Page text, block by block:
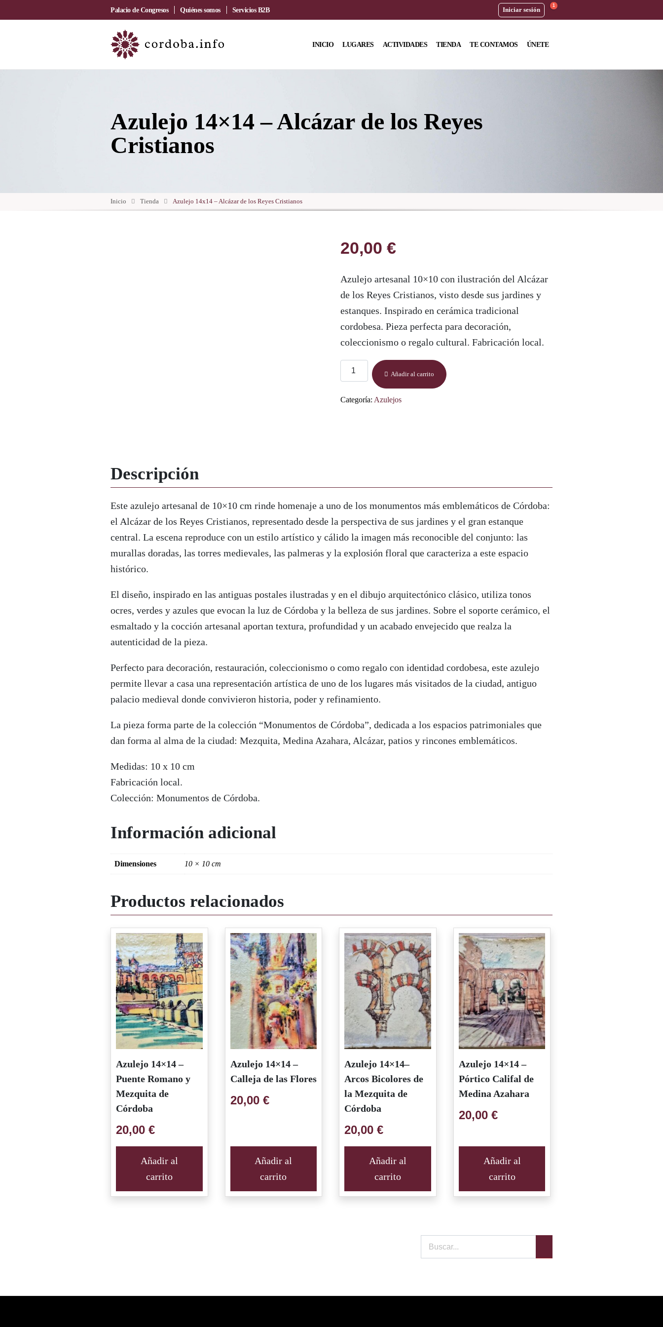
Palacio de Congresos Quiénes somos Servicios B2B Iniciar sesión
1
INICIO LUGARES ACTIVIDADES TIENDA TE CONTAMOS ÚNETE
Azulejo 14×14 – Alcázar de los Reyes
Cristianos
Inicio Tienda Azulejo 14x14 – Alcázar de los Reyes Cristianos
20,00 €
Azulejo artesanal 10×10 con ilustración del Alcázar
de los Reyes Cristianos, visto desde sus jardines y
estanques. Inspirado en cerámica tradicional
cordobesa. Pieza perfecta para decoración,
coleccionismo o regalo cultural. Fabricación local.
Azulejo
14x14
Alcázar
Añadir al carrito
Categoría: Azulejos
Descripción
Este azulejo artesanal de 10×10 cm rinde homenaje a uno de los monumentos más emblemáticos de Córdoba:
el Alcázar de los Reyes Cristianos, representado desde la perspectiva de sus jardines y el gran estanque
central. La escena reproduce con un estilo artístico y cálido la imagen más reconocible del conjunto: las
murallas doradas, las torres medievales, las palmeras y la explosión floral que caracteriza a este espacio
histórico.
El diseño, inspirado en las antiguas postales ilustradas y en el dibujo arquitectónico clásico, utiliza tonos
ocres, verdes y azules que evocan la luz de Córdoba y la belleza de sus jardines. Sobre el soporte cerámico, el
esmaltado y la cocción artesanal aportan textura, profundidad y un acabado envejecido que realza la
autenticidad de la pieza.
Perfecto para decoración, restauración, coleccionismo o como regalo con identidad cordobesa, este azulejo
permite llevar a casa una representación artística de uno de los lugares más visitados de la ciudad, antiguo
palacio medieval donde convivieron historia, poder y refinamiento.
La pieza forma parte de la colección “Monumentos de Córdoba”, dedicada a los espacios patrimoniales que
dan forma al alma de la ciudad: Mezquita, Medina Azahara, Alcázar, patios y rincones emblemáticos.
Medidas: 10 x 10 cm
Fabricación local.
Colección: Monumentos de Córdoba.
Información adicional
Dimensiones 10 × 10 cm
Productos relacionados
Azulejo 14×14 –
Puente Romano y
Mezquita de
Córdoba
20,00 €
Añadir al
carrito
Azulejo 14×14 –
Calleja de las Flores
20,00 €
Añadir al
carrito
Azulejo 14×14–
Arcos Bicolores de
la Mezquita de
Córdoba
20,00€
Añadir al
carrito
Azulejo 14×14 –
Pórtico Califal de
Medina Azahara
20,00 €
Añadir al
carrito